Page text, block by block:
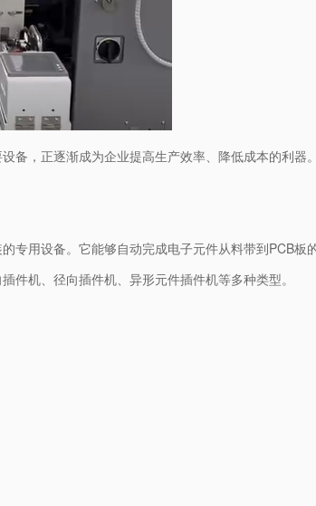
备，正逐渐成为企业提高生产效率、降低成本的利器
专用设备。它能够自动完成电子元件从料带到PCB板
件机、径向插件机、异形元件插件机等多种类型。